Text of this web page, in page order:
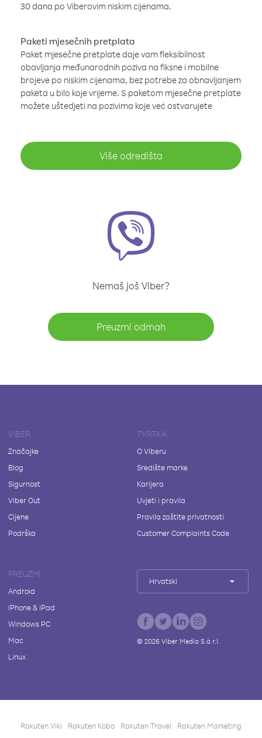
30 dana po Viberovim niskim cijenama.
Paketi mjesečnih pretplata
Paket mjesečne pretplate daje vam fleksibilnost
obavljanja međunarodnih poziva na fiksne i mobilne
brojeve po niskim cijenama, bez potrebe za obnavljanjem
paketa u bilo koje vrijeme. S paketom mjesečne pretplate
možete uštedjeti na pozivima koje već ostvarujete
Više odredišta
Nemaš još Viber?
Preuzmi odmah
VIBER
Značajke
Blog
Sigurnost
Viber Out
Cijene
Podrška
TVRTKA
O Viberu
Središte marke
Karijera
Uvjeti i pravila
Pravila zaštite privatnosti
Customer Complaints Code
PREUZMI
Android
iPhone & iPad
Windows PC
Mac
Linux
Hrvatski
© 2026Viber Media S.à r.l.
Rakuten Viki Rakuten Kobo Rakuten Travel Rakuten Marketing